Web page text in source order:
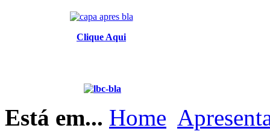
Clique Aqui
Está em... Home